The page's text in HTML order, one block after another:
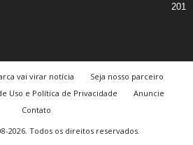
201
vai virar notícia
Seja nosso parceiro
Uso e Política de Privacidade
Anuncie
Contato
2026. Todos os direitos reservados.